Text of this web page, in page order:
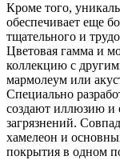
Кроме того,
обеспечивает еще
тщательного и
Цветовая гамма и
коллекцию с
мармолеум или
Специально
создают иллюзию
загрязнений.
хамелеон и
покрытия в одном